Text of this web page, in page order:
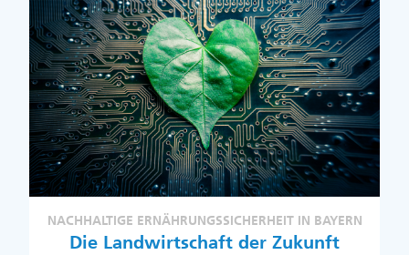
NACHHALTIGE ERNÄHRUNGSSICHERHEIT IN BAYERN
Die Landwirtschaft der Zukunft